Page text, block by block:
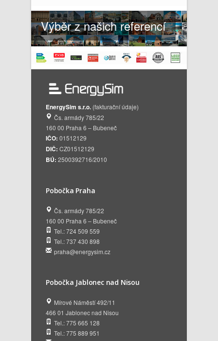
Výběr z našich referencí
EnergySim s.r.o. (fakturační údaje)
Čs. armády 785/22
160 00 Praha 6 – Bubeneč
IČO: 01512129
DIČ: CZ01512129
BÚ: 2500392716/2010
Pobočka Praha
Čs. armády 785/22
160 00 Praha 6 – Bubeneč
Tel.: 724 509 559
Tel.: 737 430 898
praha@energysim.cz
Pobočka Jablonec nad Nisou
Mírové Náměstí 492/11
466 01 Jablonec nad Nisou
Tel.: 775 665 128
Tel.: 775 889 951